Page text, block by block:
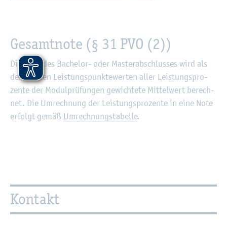
Ge­samt­no­te (§ 31 PVO (2))
Die Note des Ba­che­lor- oder Mas­ter­ab­schlus­ses wird als
der mit den Leis­tungs­punk­te­wer­ten aller Leis­tungs­pro­
zen­te der Mo­dul­prü­fun­gen ge­wich­te­te Mit­tel­wert be­rech­
net. Die Um­rech­nung der Leis­tungs­pro­zen­te in eine Note
er­folgt gemäß Um­rech­nungs­ta­bel­le.
Kon­takt